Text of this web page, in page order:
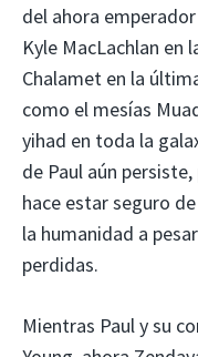
del ahora
Kyle MacLachlan en
Chalamet en la
como el mesías
yihad en toda la
de Paul aún
hace estar seguro
la humanidad a
perdidas.
Mientras Paul y su